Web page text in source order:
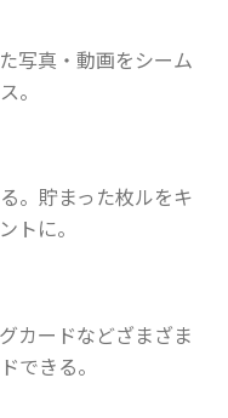
写真・動画をシーム
。
。貯まった枚ルをキ
トに。
カードなどざまざま
できる。